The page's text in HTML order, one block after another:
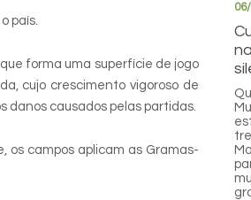
país.
forma uma superfície de jogo
cujo crescimento vigoroso de
danos causados pelas partidas.
os campos aplicam as Gramas-